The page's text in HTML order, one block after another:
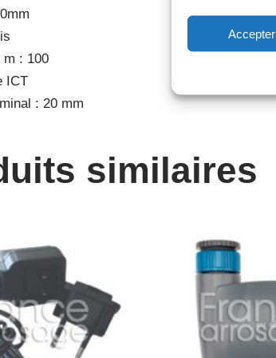
Accepter
m : 100
ICT
: 20 mm
similaires